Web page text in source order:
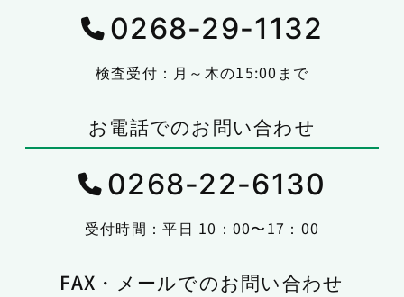
0268-29-1132
検査受付：月～木の15:00まで
お電話でのお問い合わせ
0268-22-6130
受付時間：平日 10：00〜17：00
FAX・メールでのお問い合わせ